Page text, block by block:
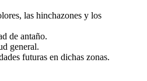
las hinchazones y los
de antaño.
general.
futuras en dichas zonas.